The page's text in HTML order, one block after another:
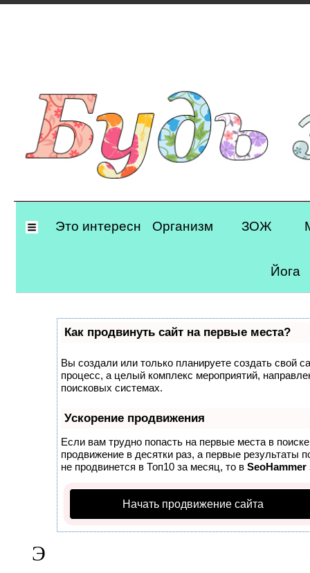
Navigation
Это интересно Организм ЗОЖ
Йога
Как продвинуть сайт на первые места?
Вы создали или только планируете создать свой
процесс, а целый комплекс мероприятий,
поисковых системах.
Ускорение продвижения
Если вам трудно попасть на первые места в
продвижение в десятки раз, а первые результаты
не продвинется в Топ10 за месяц, то в SeoHammer
Начать продвижение сайта
Э